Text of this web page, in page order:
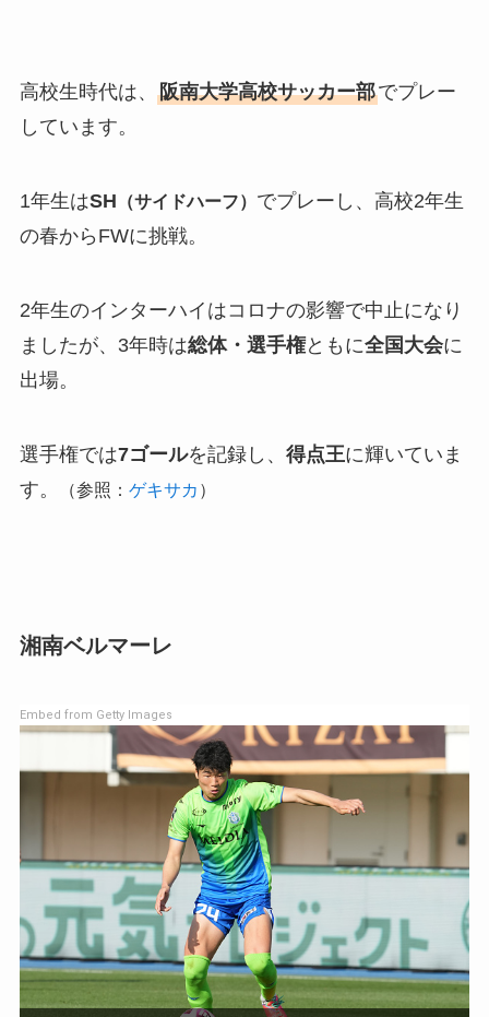
高校生時代は、 阪南大学高校サッカー部でプレー
しています。
1年生はSH （サイドハーフ） でプレーし、高校2年生
の春からFWに挑戦。
2年生のインターハイはコロナの影響で中止になり
ましたが、3年時は総体・選手権ともに全国大会に
出場。
選手権では7ゴールを記録し、 得点王に輝いていま
す。
（参照： ゲキサカ ）
湘南ベルマーレ
Embed from Getty Images